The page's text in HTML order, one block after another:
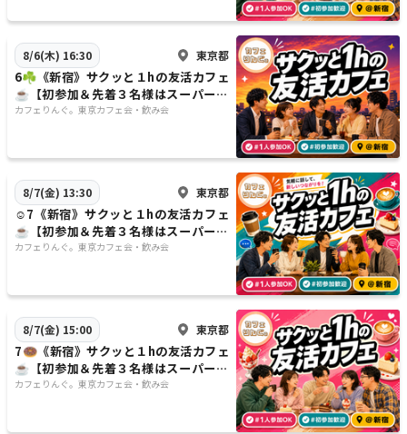
8/6(木) 16:30 東京都
6☘️《新宿》サクッと１hの友活カフェ
☕️【初参加＆先着３名様はスーパー割
引】素敵な1日は素敵な出会いから✨
カフェりんぐ。東京カフェ会・飲み会
8/7(金) 13:30 東京都
☺️7《新宿》サクッと１hの友活カフェ
☕️【初参加＆先着３名様はスーパー割
引】素敵な1日は素敵な出会いから✨
カフェりんぐ。東京カフェ会・飲み会
8/7(金) 15:00 東京都
7🍩《新宿》サクッと１hの友活カフェ
☕️【初参加＆先着３名様はスーパー割
引】素敵な1日は素敵な出会いから✨
カフェりんぐ。東京カフェ会・飲み会